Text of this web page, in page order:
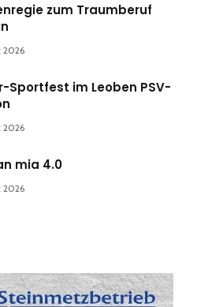
zum Traumberuf
2026
Sportfest im Leoben PSV-
2026
mia 4.0
2026